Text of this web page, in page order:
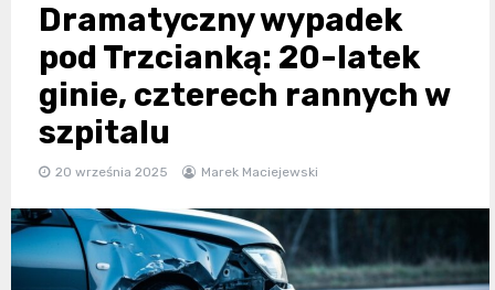
Dramatyczny wypadek
pod Trzcianką: 20-latek
ginie, czterech rannych w
szpitalu
20 września 2025 Marek Maciejewski